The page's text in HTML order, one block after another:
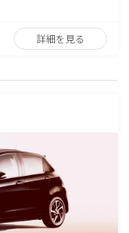
詳細を見る